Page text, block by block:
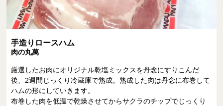
手造りロースハム
肉の丸萬
厳選したお肉にオリジナル乾塩ミックスを丹念にすりこんだ
後、2週間じっくり冷蔵庫で熟成。熟成した肉は丹念に布巻して
ハムの形にしていきます。
布巻した肉を低温で乾燥させてからサクラのチップでじっくり